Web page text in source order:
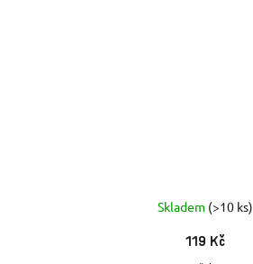
Skladem (>10 ks)
119 Kč